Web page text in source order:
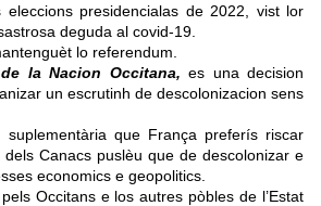
eleccions presidencialas de 2022, vist lor
deguda al covid-19.
lo referendum.
la Nacion Occitana, es una decision
un escrutinh de descolonizacion sens
suplementària que França preferís riscar
Canacs puslèu que de descolonizar e
economics e geopolitics.
Occitans e los autres pòbles de l’Estat